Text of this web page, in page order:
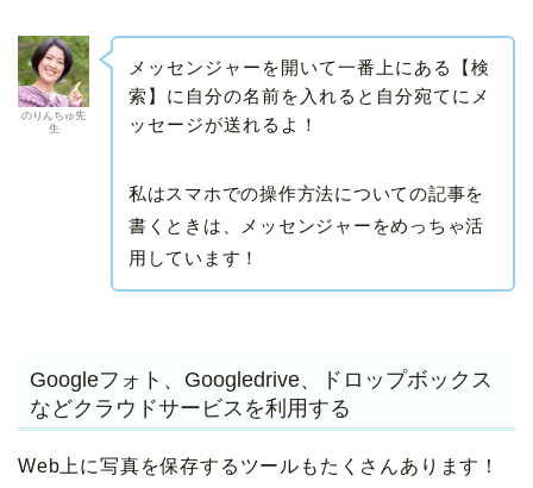
のりんちゅ先
生
メッセンジャーを開いて一番上にある【検
索】に自分の名前を入れると自分宛てにメ
ッセージが送れるよ！
私はスマホでの操作方法についての記事を
書くときは、メッセンジャーをめっちゃ活
用しています！
Googleフォト、Googledrive、ドロップボックス
などクラウドサービスを利用する
Web上に写真を保存するツールもたくさんあります！